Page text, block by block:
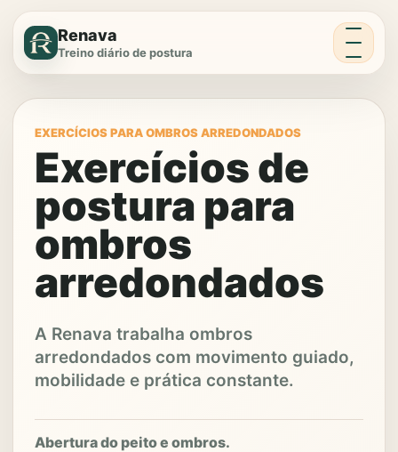
Renava
Treino diário de postura
Menu
EXERCÍCIOS PARA OMBROS ARREDONDADOS
Exercícios de
postura para
ombros
arredondados
A Renava trabalha ombros
arredondados com movimento guiado,
mobilidade e prática constante.
Abertura do peito e ombros.